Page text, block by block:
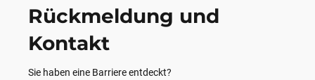
Rückmeldung und
Kontakt
Sie haben eine Barriere entdeckt?